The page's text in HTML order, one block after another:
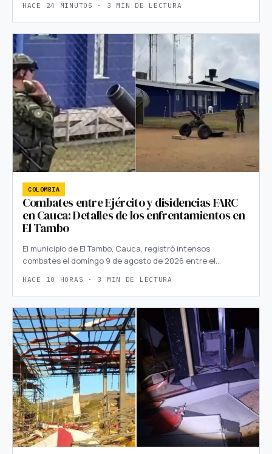
HACE 24 MINUTOS · 3 MIN DE LECTURA
COLOMBIA
Combates entre Ejército y disidencias FARC
en Cauca: Detalles de los enfrentamientos en
El Tambo
El municipio de El Tambo, Cauca, registró intensos
combates el domingo 9 de agosto de 2026 entre el…
HACE 10 HORAS · 3 MIN DE LECTURA